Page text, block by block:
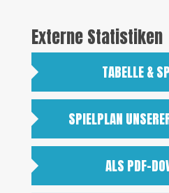
Externe Statistiken
TABELLE &
SPIELPLAN
ALS PDF-